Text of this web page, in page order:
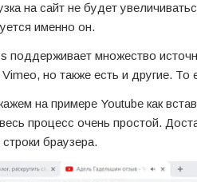
на сайт не будет
именно он.
поддерживает множество
Vimeo, но также есть и другие.
на примере Youtube как
процесс очень простой.
браузера.